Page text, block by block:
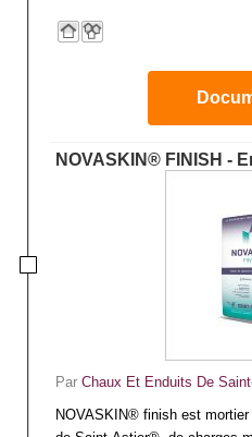
NOVASKIN® FINISH -
Par Chaux Et Enduits De
NOVASKIN® finish est